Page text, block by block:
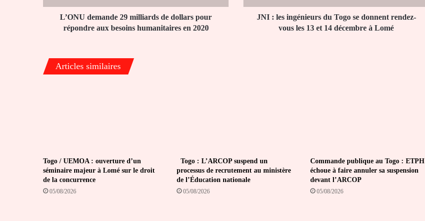
aux
besoins
humanitaires
L’ONU demande 29 milliards de dollars pour
répondre aux besoins humanitaires en 2020
rendez-
JNI : les ingénieurs du Togo se donnent rendez-
vous les 13 et 14 décembre à Lomé
Articles similaires
Togo / UEMOA : ouverture d’un
séminaire majeur à Lomé sur le droit
de la concurrence
05/08/2026
Togo : L’ARCOP suspend un
processus de recrutement au ministère
de l’Éducation nationale
05/08/2026
Commande publique au Togo : ETPH
échoue à faire annuler sa suspension
devant l’ARCOP
05/08/2026